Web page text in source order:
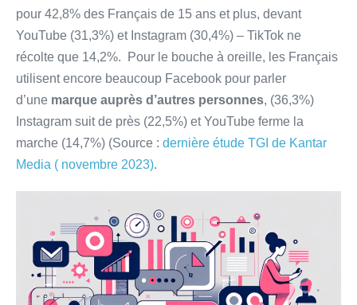
pour 42,8% des Français de 15 ans et plus, devant
YouTube (31,3%) et Instagram (30,4%) – TikTok ne
récolte que 14,2%. Pour le bouche à oreille, les Français
utilisent encore beaucoup Facebook pour parler
d’une marque auprès d’autres personnes, (36,3%)
Instagram suit de près (22,5%) et YouTube ferme la
marche (14,7%) (Source : dernière étude TGI de Kantar
Media ( novembre 2023).